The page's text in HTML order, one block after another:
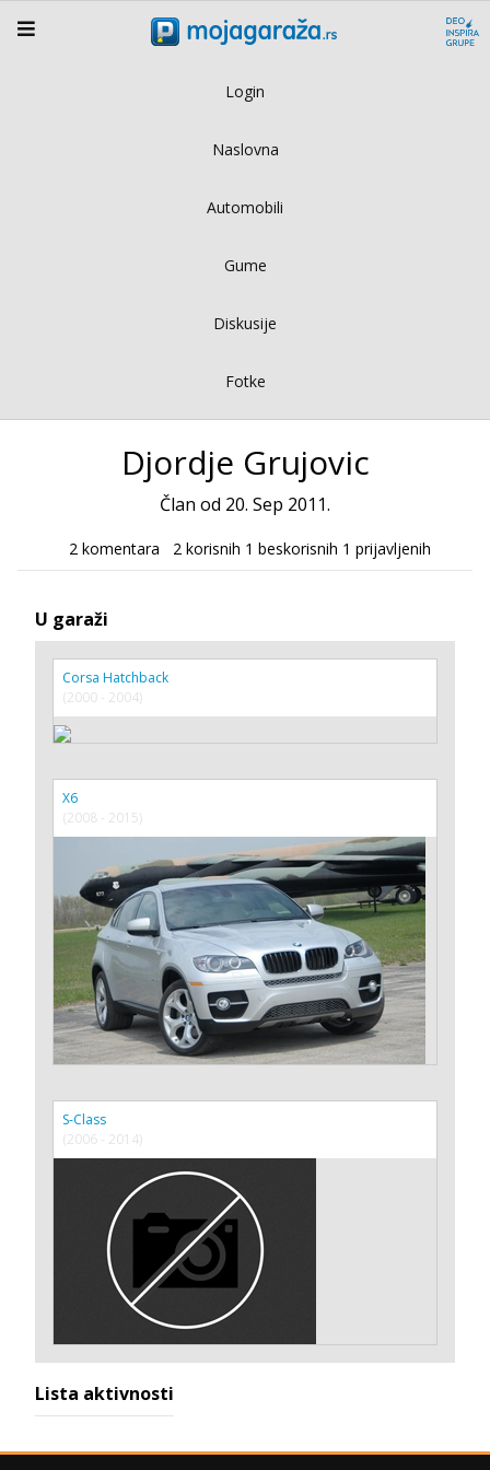
Login
Naslovna
Automobili
Gume
Diskusije
Fotke
Djordje Grujovic
Član od 20. Sep 2011.
2 komentara 2 korisnih 1 beskorisnih 1 prijavljenih
U garaži
Corsa Hatchback
(2000 - 2004)
X6
(2008 - 2015)
S-Class
(2006 - 2014)
Lista aktivnosti